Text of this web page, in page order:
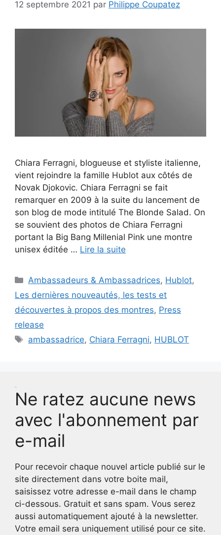
12 septembre 2021 par Philippe Coupatez
Chiara Ferragni, blogueuse et styliste italienne,
vient rejoindre la famille Hublot aux côtés de
Novak Djokovic. Chiara Ferragni se fait
remarquer en 2009 à la suite du lancement de
son blog de mode intitulé The Blonde Salad. On
se souvient des photos de Chiara Ferragni
portant la Big Bang Millenial Pink une montre
unisex éditée … Lire la suite
Catégories
Ambassadeurs & Ambassadrices, Hublot,
Les dernières nouveautés, les tests et
découvertes à propos des montres, Press
release
Étiquettes
ambassadrice, Chiara Ferragni, HUBLOT
Ne ratez aucune news
avec l'abonnement par
e-mail
Pour recevoir chaque nouvel article publié sur le
site directement dans votre boite mail,
saisissez votre adresse e-mail dans le champ
ci-dessous. Gratuit et sans spam. Vous serez
aussi automatiquement ajouté à la newsletter.
Votre email sera uniquement utilisé pour ce site.